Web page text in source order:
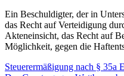
Ein Beschuldigter, der in
das Recht auf Verteidigung
Akteneinsicht, das Recht auf
Möglichkeit, gegen die
Steuerermäßigung nach § 35a